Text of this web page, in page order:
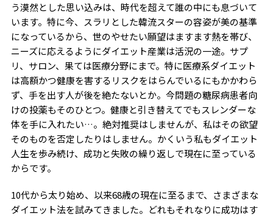
う漠然とした思い込みは、時代を超えて誰の中にも息づいて
います。特に今、スラリとした韓流スターの容姿が美の基準
になっているから、世のやせたい願望はますます熱を帯び、
ニーズに応えるようにダイエット産業は活況の一途。サプ
リ、サロン、果ては医療分野にまで。特に医療系ダイエット
は高額かつ健康を害するリスクをはらんでいるにもかかわら
ず、手を出す人が後を絶たないとか。今問題の糖尿病患者向
けの投薬もそのひとつ。健康と引き替えてでもスレンダーな
体を手に入れたい…。絶対推奨はしませんが、私はその欲望
そのものを否定したりはしません。かくいう私もダイエット
人生を歩み続け、成功と失敗の繰り返しで現在に至っている
からです。
10代から太り始め、以来68歳の現在に至るまで、さまざまな
ダイエット法を試みてきました。どれもそれなりに成功はす